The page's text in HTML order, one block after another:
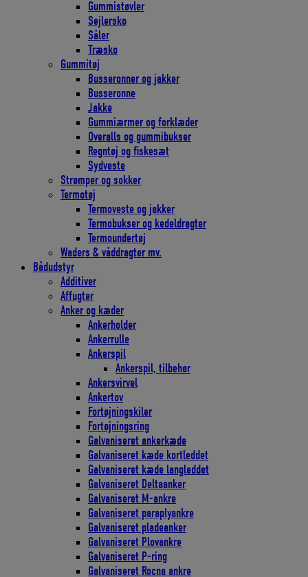
Gummistøvler
Sejlersko
Såler
Træsko
Gummitøj
Busseronner og jakker
Busseronne
Jakke
Gummiærmer og forklæder
Overalls og gummibukser
Regntøj og fiskesæt
Sydveste
Strømper og sokker
Termotøj
Termoveste og jakker
Termobukser og kedeldragter
Termoundertøj
Waders & våddragter mv.
Bådudstyr
Additiver
Affugter
Anker og kæder
Ankerholder
Ankerrulle
Ankerspil
Ankerspil, tilbehør
Ankersvirvel
Ankertov
Fortøjningskiler
Fortøjningsring
Galvaniseret ankerkæde
Galvaniseret kæde kortleddet
Galvaniseret kæde langleddet
Galvaniseret Deltaanker
Galvaniseret M-ankre
Galvaniseret paraplyankre
Galvaniseret pladeanker
Galvaniseret Plovankre
Galvaniseret P-ring
Galvaniseret Rocna ankre